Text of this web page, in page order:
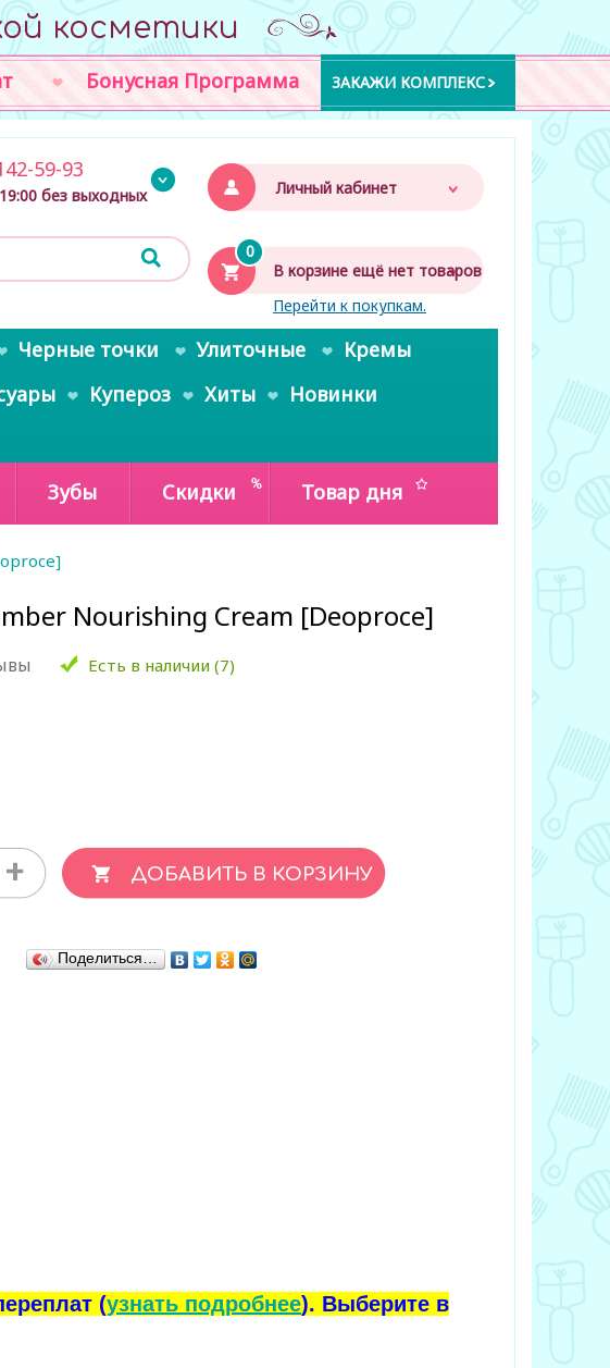
косметики
Бонусная Программа ЗАКАЖИ КОМПЛЕКС
Личный кабинет
0
В корзине ещё нет товаров
Перейти к покупкам.
59-93
без выходных
Черные точки Улиточные
Кремы
Купероз Хиты
Новинки
Зубы Скидки Товар дня
Nourishing Cream [Deoproce]
Есть в наличии (7)
+
Поделиться…
(узнать подробнее). Выберите в